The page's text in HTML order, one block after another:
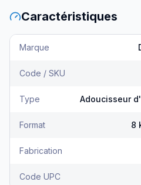
Caractéristiques
Marque
Code / SKU
Type Adoucisseur
Format 8
Fabrication
Code UPC